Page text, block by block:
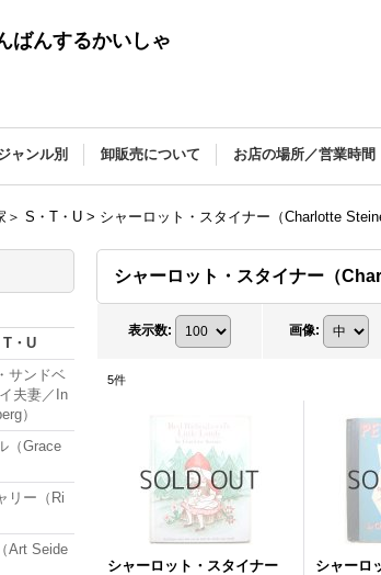
ばんするかいしゃ
ャンル別 卸販売について お店の場所／営業時間
＞ S・T・U > シャーロット・スタイナー（Charlotte
T・U
サンドベ
夫妻／In
）
（Grace
リー（Ri
Art Seide
シャーロット・スタイナー（
表示数: 画像:
5件
シャーロット・スタイナー
シャーロ